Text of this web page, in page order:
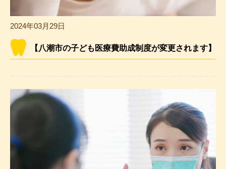
2024年03月29日
【八潮市の子ども医療費助成制度が変更されます】